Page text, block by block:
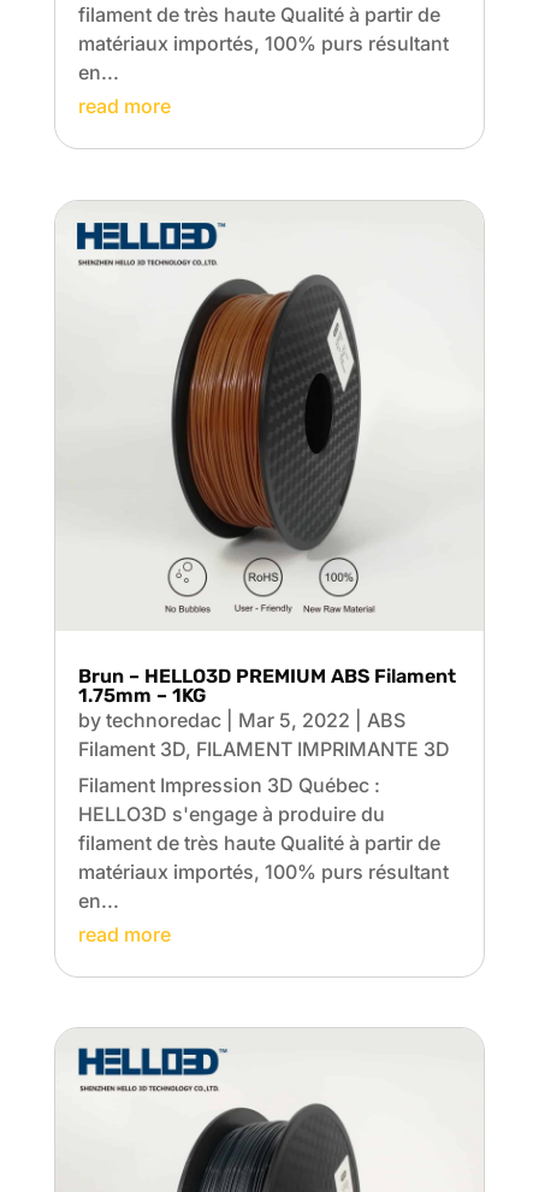
filament de très haute Qualité à partir de
matériaux importés, 100% purs résultant
en...
read more
Brun – HELLO3D PREMIUM ABS Filament
1.75mm – 1KG
by technoredac| Mar 5, 2022
ABS
Filament 3D, FILAMENT IMPRIMANTE 3D
Filament Impression 3D Québec :
HELLO3D s'engage à produire du
filament de très haute Qualité à partir de
matériaux importés, 100% purs résultant
en...
read more